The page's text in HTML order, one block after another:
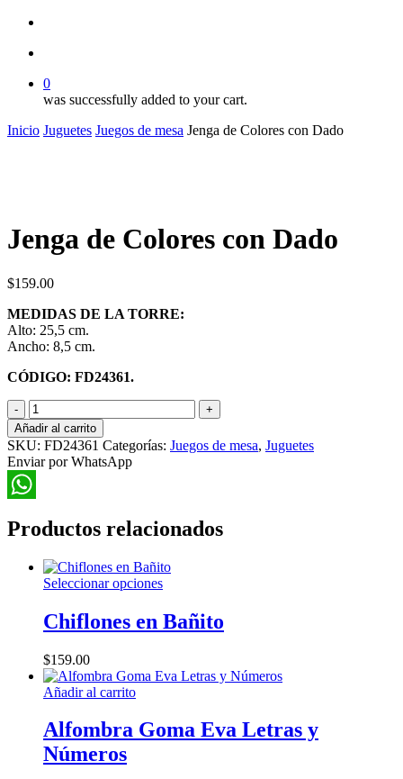
0
was successfully added to your cart.
Inicio Juguetes Juegos de mesa Jenga de Colores con Dado
Jenga de Colores con Dado
$159.00
MEDIDAS DE LA TORRE:
Alto: 25,5 cm.
Ancho: 8,5 cm.
CÓDIGO: FD24361.
Jenga
de
Colores
con
Dado
cantidad
Añadir al carrito
SKU: FD24361 Categorías: Juegos de mesa, Juguetes
Enviar por WhatsApp
Productos relacionados
Seleccionar opcionesEste
tiene
múltiples
opciones
elegir
en
Chiflones en Bañito
$159.00
Añadir al carrito
Alfombra Goma Eva Letras y
Números